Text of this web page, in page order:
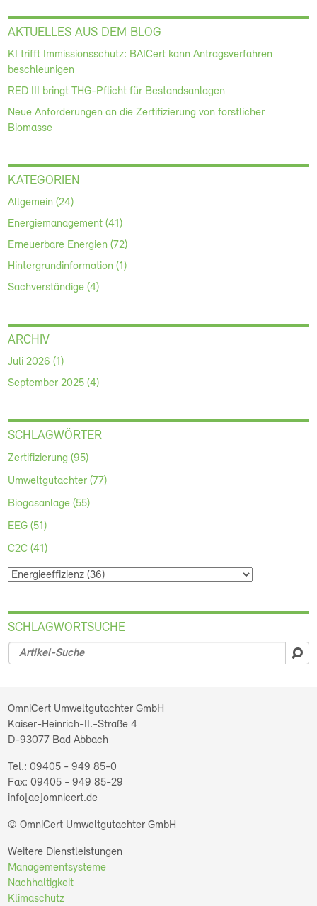
AKTUELLES AUS DEM BLOG
KI trifft Immissionsschutz: BAICert kann Antragsverfahren
beschleunigen
RED III bringt THG-Pflicht für Bestandsanlagen
Neue Anforderungen an die Zertifizierung von forstlicher
Biomasse
KATEGORIEN
Allgemein (24)
Energiemanagement (41)
Erneuerbare Energien (72)
Hintergrundinformation (1)
Sachverständige (4)
ARCHIV
Juli 2026 (1)
September 2025 (4)
SCHLAGWÖRTER
Zertifizierung (95)
Umweltgutachter (77)
Biogasanlage (55)
EEG (51)
C2C (41)
SCHLAGWORTSUCHE
OmniCert Umweltgutachter GmbH
Kaiser-Heinrich-II.-Straße 4
D-93077 Bad Abbach
09405 - 949 85-0
09405 - 949 85-29
info[ae]omnicert.de
© OmniCert Umweltgutachter GmbH
Weitere Dienstleistungen
Managementsysteme
Nachhaltigkeit
Klimaschutz